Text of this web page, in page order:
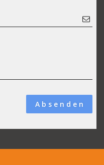
A b s e n d e n